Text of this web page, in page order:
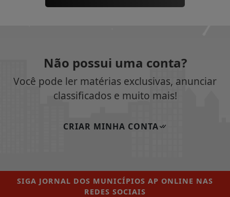
Não possui uma conta?
Você pode ler matérias exclusivas, anunciar
classificados e muito mais!
CRIAR MINHA CONTA
SIGA JORNAL DOS MUNICÍPIOS AP ONLINE NAS
REDES SOCIAIS